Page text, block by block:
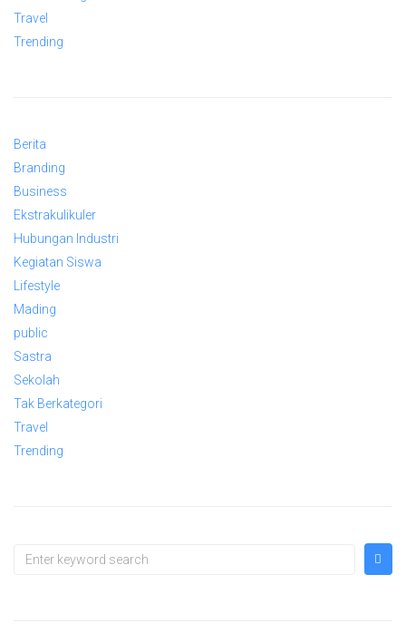
Travel
Trending
Berita
Branding
Business
Ekstrakulikuler
Hubungan Industri
Kegiatan Siswa
Lifestyle
Mading
public
Sastra
Sekolah
Tak Berkategori
Travel
Trending